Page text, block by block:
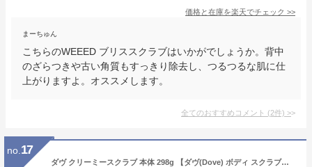
価格と在庫を楽天でチェック >>
まーちゅん
こちらのWEEED ブリススクラブはいかがでしょうか。背中
のざらつきや古い角質もすっきり除去し、つるつるな肌に仕
上がりますよ。オススメします。
全てのおすすめコメント (2件) >
no. 17
ダヴ クリーミースクラブ 本体 298g 【ダヴ(Dove) ボディ スクラブ】 スペシャルケア(ボディケア) / ザクロ / キウイ / サクラ / チェリー / キンモクセイ / ミッドナイトラベンダー